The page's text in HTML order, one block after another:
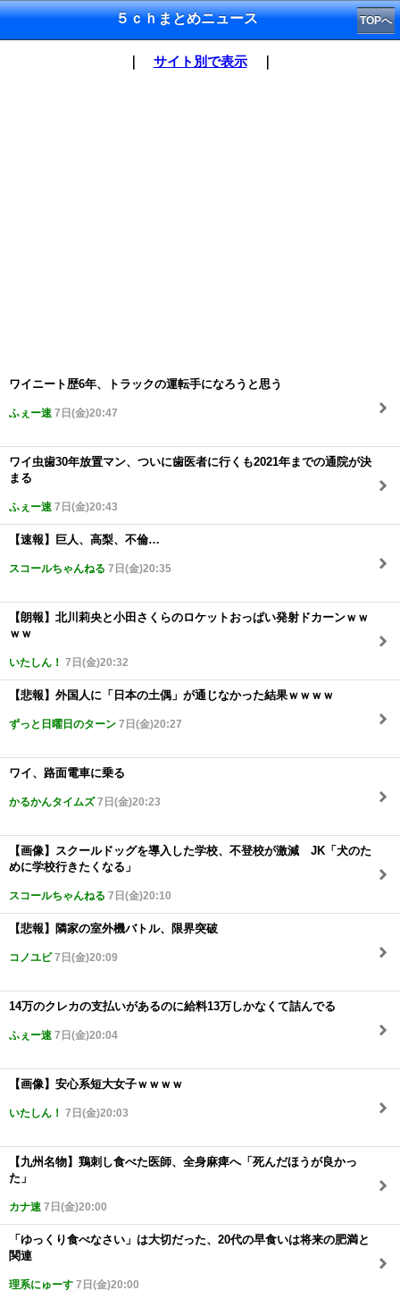
５ｃｈまとめニュース TOPへ
｜ サイト別で表示｜
ワイニート歴6年、トラックの運転手になろうと思う
ふぇー速 7日(金)20:47
ワイ虫歯30年放置マン、ついに歯医者に行くも2021年までの通院が決
まる
ふぇー速 7日(金)20:43
【速報】巨人、高梨、不倫…
スコールちゃんねる 7日(金)20:35
【朗報】北川莉央と小田さくらのロケットおっぱい発射ドカーンｗｗ
ｗｗ
いたしん！ 7日(金)20:32
【悲報】外国人に「日本の土偶」が通じなかった結果ｗｗｗｗ
ずっと日曜日のターン 7日(金)20:27
ワイ、路面電車に乗る
かるかんタイムズ7日(金)20:23
【画像】スクールドッグを導入した学校、不登校が激減 JK「犬のた
めに学校行きたくなる」
スコールちゃんねる 7日(金)20:10
【悲報】隣家の室外機バトル、限界突破
コノユビ7日(金)20:09
14万のクレカの支払いがあるのに給料13万しかなくて詰んでる
ふぇー速 7日(金)20:04
【画像】安心系短大女子ｗｗｗｗ
いたしん！ 7日(金)20:03
【九州名物】鶏刺し食べた医師、全身麻痺へ「死んだほうが良かっ
た」
カナ速 7日(金)20:00
「ゆっくり食べなさい」は大切だった、20代の早食いは将来の肥満と
関連
理系にゅーす 7日(金)20:00